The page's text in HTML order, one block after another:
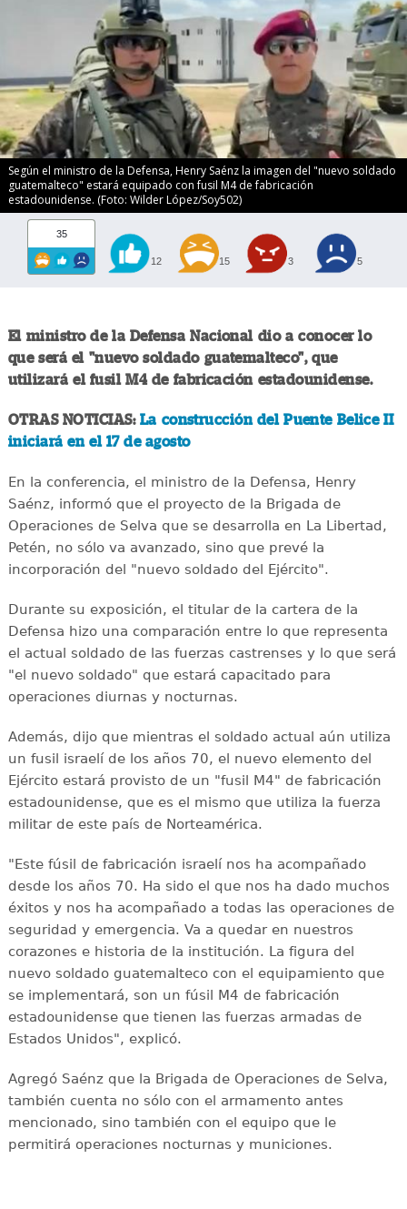
Según el ministro de la Defensa, Henry Saénz la imagen del "nuevo soldado
guatemalteco" estará equipado con fusil M4 de fabricación
estadounidense. (Foto: Wilder López/Soy502)
35
12 15 3 5
El ministro de la Defensa Nacional dio a conocer lo
que será el "nuevo soldado guatemalteco", que
utilizará el fusil M4 de fabricación estadounidense.
OTRAS NOTICIAS:La construcción del Puente Belice II
iniciará en el 17 de agosto
En la conferencia, el ministro de la Defensa, Henry
Saénz, informó que el proyecto de la Brigada de
Operaciones de Selva que se desarrolla en La Libertad,
Petén, no sólo va avanzado, sino que prevé la
incorporación del "nuevo soldado del Ejército".
Durante su exposición, el titular de la cartera de la
Defensa hizo una comparación entre lo que representa
el actual soldado de las fuerzas castrenses y lo que será
"el nuevo soldado" que estará capacitado para
operaciones diurnas y nocturnas.
Además, dijo que mientras el soldado actual aún utiliza
un fusil israelí de los años 70, el nuevo elemento del
Ejército estará provisto de un "fusil M4" de fabricación
estadounidense, que es el mismo que utiliza la fuerza
militar de este país de Norteamérica.
"Este fúsil de fabricación israelí nos ha acompañado
desde los años 70. Ha sido el que nos ha dado muchos
éxitos y nos ha acompañado a todas las operaciones de
seguridad y emergencia. Va a quedar en nuestros
corazones e historia de la institución. La figura del
nuevo soldado guatemalteco con el equipamiento que
se implementará, son un fúsil M4 de fabricación
estadounidense que tienen las fuerzas armadas de
Estados Unidos", explicó.
Agregó Saénz que la Brigada de Operaciones de Selva,
también cuenta no sólo con el armamento antes
mencionado, sino también con el equipo que le
permitirá operaciones nocturnas y municiones.